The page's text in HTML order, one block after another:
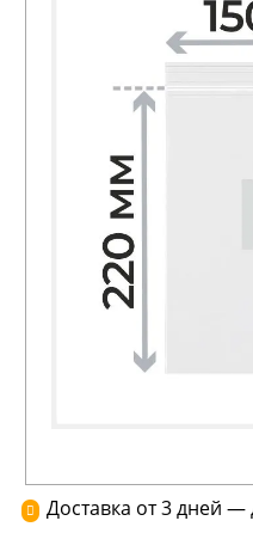
Доставка от 3 дней —